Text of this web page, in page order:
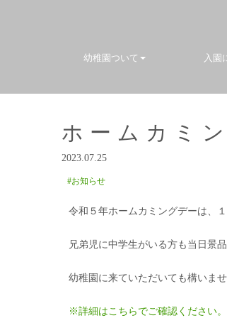
幼稚園ついて 入園
ホームカミ
2023.07.25
#お知らせ
令和５年ホームカミングデーは、
兄弟児に中学生がいる方も当日景
幼稚園に来ていただいても構いま
※詳細はこちらでご確認ください。